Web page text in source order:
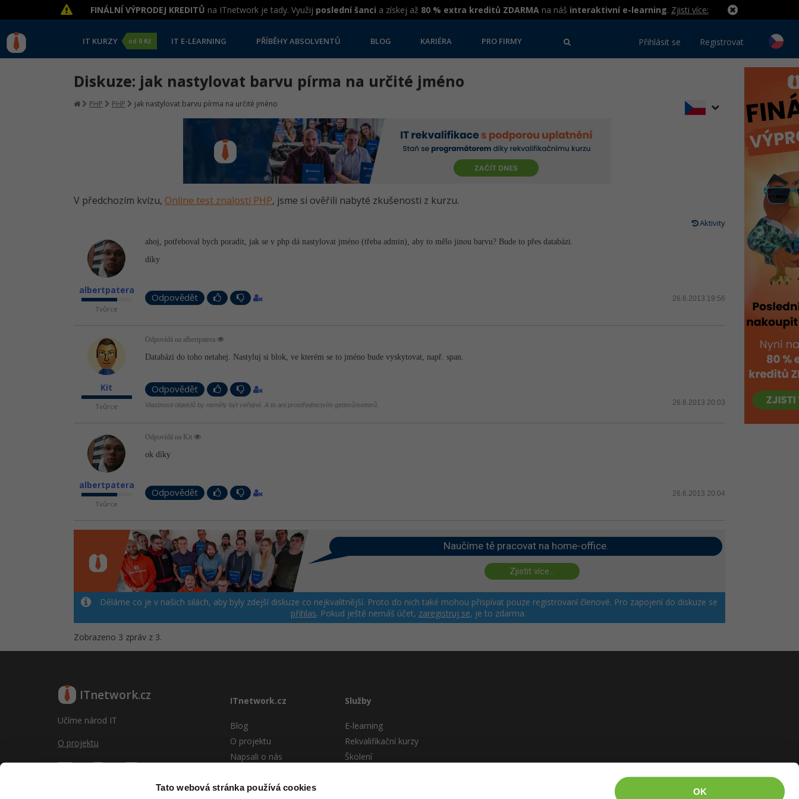
Tato webová stránka používá cookies OK
FINÁLNÍ VÝPRODEJ KREDITŮ na ITnetwork je tady. Využij poslední šanci a získej až 80 % extra kreditů ZDARMA na náš interaktivní e-learning. Zjisti více:
IT KURZY od 0 Kč IT E-LEARNING PŘÍBĚHY ABSOLVENTŮ BLOG KARIÉRA PRO FIRMY Přihlásit se Registrovat
Diskuze: jak nastylovat barvu pírma na určité jméno
PHP PHP jak nastylovat barvu pírma na určité jméno
V předchozím kvízu, Online test znalostí PHP, jsme si ověřili nabyté zkušenosti z kurzu.
Aktivity
albertpatera
Tvůrce
ahoj, potřeboval bych poradit, jak se v php dá nastylovat jméno (třeba admin), aby to mělo jinou barvu? Bude to přes databázi.
díky
Odpovědět 26.6.2013 19:56
Kit
Tvůrce
Odpovídá na albertpatera
Databázi do toho netahej. Nastyluj si blok, ve kterém se to jméno bude vyskytovat, např. span.
Odpovědět
26.6.2013 20:03
Vlastnosti objektů by neměly být veřejné. A to ani prostřednictvím getterů/setterů.
albertpatera
Tvůrce
Odpovídá na Kit
ok díky
Odpovědět 26.6.2013 20:04
Naučíme tě pracovat na home-office.
Zjistit více...
Děláme co je v našich silách, aby byly zdejší diskuze co nejkvalitnější. Proto do nich také mohou přispívat pouze registrovaní členové. Pro zapojení do diskuze se
přihlas. Pokud ještě nemáš účet, zaregistruj se, je to zdarma.
Zobrazeno 3 zpráv z 3.
ITnetwork.cz
Učíme národ IT
O projektu
ITnetwork.cz
Blog
O projektu
Napsali o nás
Vývoj systému
Služby
E-learning
Rekvalifikační kurzy
Školení